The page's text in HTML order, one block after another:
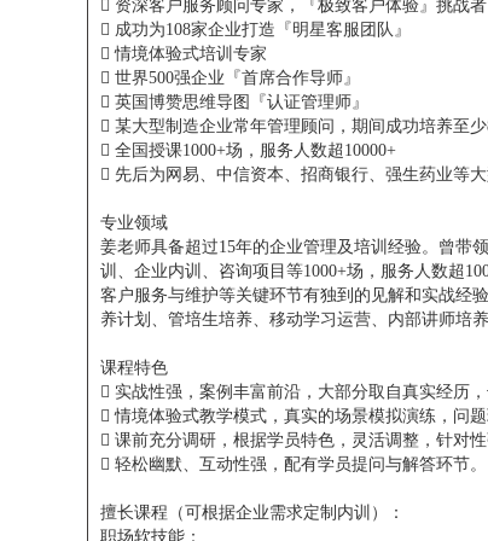
 资深客户服务顾问专家，『极致客户体验』挑战者
 成功为108家企业打造『明星客服团队』
 情境体验式培训专家
 世界500强企业『首席合作导师』
 英国博赞思维导图『认证管理师』
 某大型制造企业常年管理顾问，期间成功培养至
 全国授课1000+场，服务人数超10000+
 先后为网易、中信资本、招商银行、强生药业等
专业领域
姜老师具备超过15年的企业管理及培训经验。曾带
训、企业内训、咨询项目等1000+场，服务人数超
客户服务与维护等关键环节有独到的见解和实战经
养计划、管培生培养、移动学习运营、内部讲师培养
课程特色
 实战性强，案例丰富前沿，大部分取自真实经历，
 情境体验式教学模式，真实的场景模拟演练，问题
 课前充分调研，根据学员特色，灵活调整，针对
 轻松幽默、互动性强，配有学员提问与解答环节。
擅长课程（可根据企业需求定制内训）：
职场软技能：